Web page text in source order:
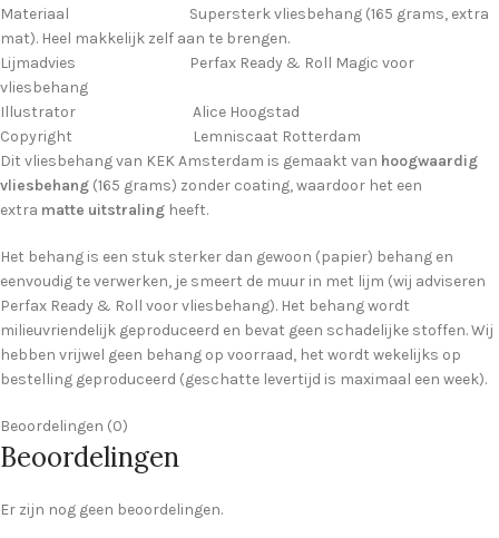
Materiaal Supersterk vliesbehang (165 grams, extra
mat). Heel makkelijk zelf aan te brengen.
Lijmadvies Perfax Ready & Roll Magic voor
vliesbehang
Illustrator Alice Hoogstad
Copyright Lemniscaat Rotterdam
Dit vliesbehang van KEK Amsterdam is gemaakt van hoogwaardig
vliesbehang (165 grams) zonder coating, waardoor het een
extra matte uitstraling heeft.
Het behang is een stuk sterker dan gewoon (papier) behang en
eenvoudig te verwerken, je smeert de muur in met lijm (wij adviseren
Perfax Ready & Roll voor vliesbehang). Het behang wordt
milieuvriendelijk geproduceerd en bevat geen schadelijke stoffen. Wij
hebben vrijwel geen behang op voorraad, het wordt wekelijks op
bestelling geproduceerd (geschatte levertijd is maximaal een week).
Beoordelingen (0)
Beoordelingen
Er zijn nog geen beoordelingen.